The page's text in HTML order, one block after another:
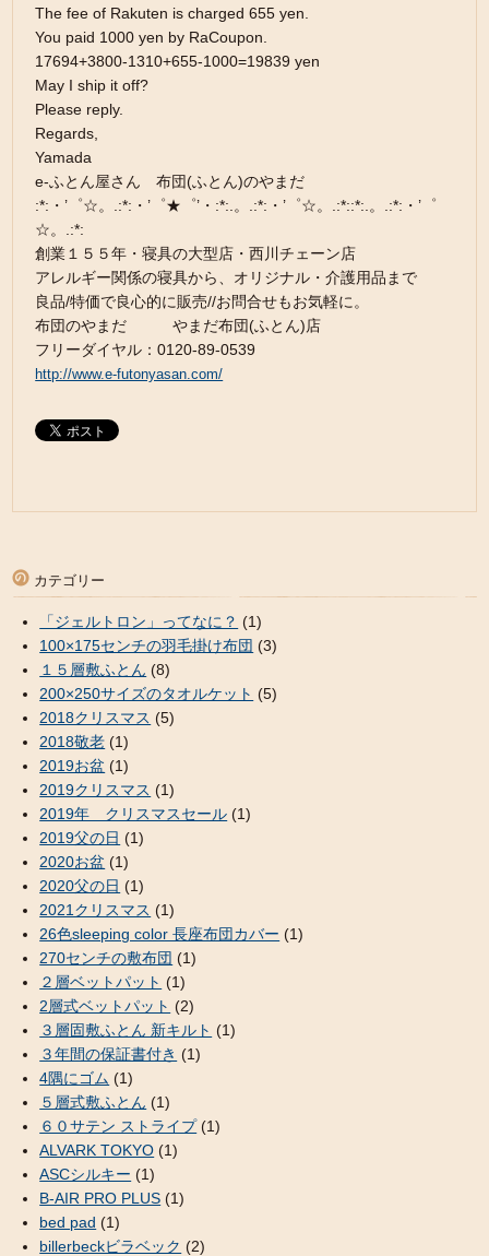
The fee of Rakuten is charged 655 yen.
You paid 1000 yen by RaCoupon.
17694+3800-1310+655-1000=19839 yen
May I ship it off?
Please reply.
Regards,
Yamada
e-ふとん屋さん 布団(ふとん)のやまだ
:*:・’゜☆。.:*:・’゜★゜’・:*:.。.:*:・’゜☆。.:*::*:.。.:*:・’゜
☆。.:*:
創業１５５年・寝具の大型店・西川チェーン店
アレルギー関係の寝具から、オリジナル・介護用品まで
良品/特価で良心的に販売//お問合せもお気軽に。
布団のやまだ やまだ布団(ふとん)店
フリーダイヤル：0120-89-0539
http://www.e-futonyasan.com/
カテゴリー
「ジェルトロン」ってなに？ (1)
100×175センチの羽毛掛け布団 (3)
１５層敷ふとん (8)
200×250サイズのタオルケット (5)
2018クリスマス (5)
2018敬老 (1)
2019お盆 (1)
2019クリスマス (1)
2019年 クリスマスセール (1)
2019父の日 (1)
2020お盆 (1)
2020父の日 (1)
2021クリスマス (1)
26色sleeping color 長座布団カバー (1)
270センチの敷布団 (1)
２層ベットパット (1)
2層式ベットパット (2)
３層固敷ふとん 新キルト (1)
３年間の保証書付き (1)
4隅にゴム (1)
５層式敷ふとん (1)
６０サテン ストライプ(1)
ALVARK TOKYO (1)
ASCシルキー (1)
B-AIR PRO PLUS (1)
bed pad (1)
billerbeckビラベック (2)